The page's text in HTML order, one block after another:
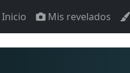
Inicio Mis revelados